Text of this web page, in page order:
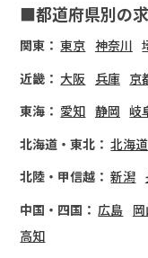
■都道府県別の
関東： 東京 神奈川
近畿： 大阪 兵庫 京
東海： 愛知 静岡 岐
北海道・東北： 北海道
北陸・甲信越： 新潟
中国・四国： 広島
高知